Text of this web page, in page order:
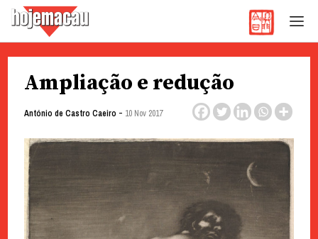
Ampliação e redução
António de Castro Caeiro - 10 Nov 2017